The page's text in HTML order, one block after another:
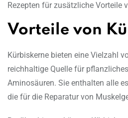
Rezepten für zusätzliche Vorteile
Vorteile von
Kürbiskerne bieten eine Vielzahl
reichhaltige Quelle für
Aminosäuren. Sie enthalten alle
die für die Reparatur von